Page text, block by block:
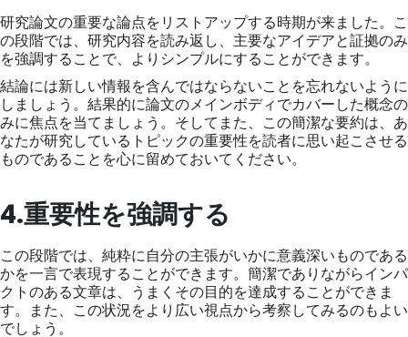
研究論文の重要な論点をリストアップする時期が来ました。こ
の段階では、研究内容を読み返し、主要なアイデアと証拠のみ
を強調することで、よりシンプルにすることができます。
結論には新しい情報を含んではならないことを忘れないように
しましょう。結果的に論文のメインボディでカバーした概念の
みに焦点を当てましょう。そしてまた、この簡潔な要約は、あ
なたが研究しているトピックの重要性を読者に思い起こさせる
ものであることを心に留めておいてください。
4.重要性を強調する
この段階では、純粋に自分の主張がいかに意義深いものである
かを一言で表現することができます。簡潔でありながらインパ
クトのある文章は、うまくその目的を達成することができま
す。また、この状況をより広い視点から考察してみるのもよい
でしょう。